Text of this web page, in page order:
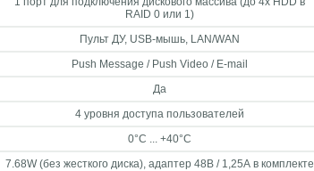
RAID 0 или 1)
Пульт ДУ, USB-мышь, LAN/WAN
Push Message / Push Video / E-mail
Да
4 уровня доступа пользователей
0°С ... +40°С
7.68W (без жесткого диска), адаптер 48В / 1,25А в комплекте